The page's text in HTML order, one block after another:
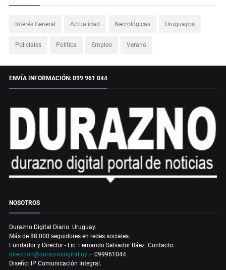
Interés General Actualidad Necrológicas Uruguayos
Policiales Política Empleo Verano
ENVÍA INFORMACIÓN: 099 961 044
NOSOTROS
Durazno Digital Diario. Uruguay.
Más de 88.000 seguidores en redes sociales.
Fundador y Director - Lic. Fernando Salvador Báez. Contacto:
direccion@duraznodigital.uy – 099961044.
Diseño: IP Comunicación Integral.